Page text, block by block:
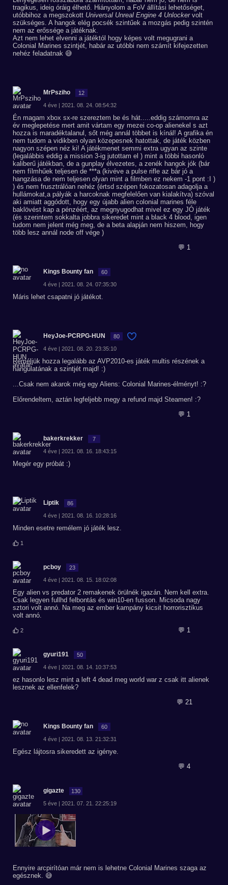
tragikus, ideig óráig élhető. Hiányolom a FoV állítási lehetőséget,
utóbbihoz a megszokott Universal Unreal Engine 4 Unlockervolt
szükséges. A hangok elég pocsék szintűek a mozgás pedig szintén
nem az erőssége a játéknak.
Azt nem lehet elvenni a játéktól hogy képes volt megugrani a
Colonial Marines szintjét, habár az utóbbi nem számít kifejezetten
nehéz feladatnak 😅
MrPsziho 12
4 éve | 2021. 08. 24. 08:54:32
Én magam xbox sx-re szereztem be és hát.....eddig számomra az
év meglepetése mert amit vártam egy mezei co-op alienekel s azt
hozza is maradéktalanul, sőt még annál többet is kínál! A grafika én
nem tudom a vidikben olyan közepesnek hatottak, de játék közben
nagyon szépen néz ki! A játékmenet semmi extra ugyan az szinte
(legalábbis eddig a mission 3-ig jutottam el ) mint a többi hasonló
kaliberű játékban, de a gunplay élvezetes, a zenék hangok jók (bár
nem fílmhűek teljesen de ***a (kivéve a pulse rifle az bár jó a
hangzása de nem teljesen olyan mint a filmben ez nekem -1 pont :I )
) és nem frusztrálóan nehéz (értsd szépen fokozatosan adagolja a
hullámokat,a pályák a harcoknak megfelelően van kialakítva) szóval
aki amiatt aggódott, hogy egy újabb alien colonial marines féle
baklövést kap a pénzéért, az megnyugodhat mivel ez egy JÓ játék
(és szerintem sokkalta jobbra sikeredet mint a black 4 blood, igen
tudom nem jelent még meg, de a beta alapján nem hiszem, hogy
több lesz annál node off vége )
💬 1
Kings Bounty fan 60
4 éve | 2021. 08. 24. 07:35:30
Máris lehet csapatni jó játékot.
HeyJoe-PCRPG-HUN 80
4 éve | 2021. 08. 20. 23:35:10
Reméljük hozza legalább az AVP2010-es játék multis részének a
hangulatának a szintjét majd! :)
...Csak nem akarok még egy Aliens: Colonial Marines-élményt! :?
Előrendeltem, aztán legfeljebb megy a refund majd Steamen! :?
💬 1
bakerkrekker 7
4 éve | 2021. 08. 16. 18:43:15
Megér egy próbát :)
Liptik 86
4 éve | 2021. 08. 16. 10:28:16
Minden esetre remélem jó játék lesz.
1
pcboy 23
4 éve | 2021. 08. 15. 18:02:08
Egy alien vs predator 2 remakenek örülnék igazán. Nem kell extra.
Csak legyen fullhd felbontás és win10-en fusson. Micsoda nagy
sztori volt annó. Na meg az ember kampány kicsit horrorisztikus
volt annó.
2 💬 1
gyuri191 50
4 éve | 2021. 08. 14. 10:37:53
ez hasonlo lesz mint a left 4 dead meg world war z csak itt alienek
lesznek az ellenfelek?
💬 21
Kings Bounty fan 60
4 éve | 2021. 08. 13. 21:32:31
Egész lájtosra sikeredett az igénye.
💬 4
gigazte 130
5 éve | 2021. 07. 21. 22:25:19
Ennyire arcpirítóan már nem is lehetne Colonial Marines szaga az
egésznek. 😅